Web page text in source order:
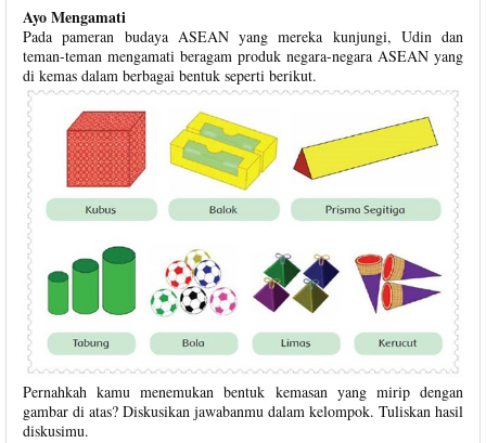
Ayo Mengamati
Pada pameran budaya ASEAN yang mereka kunjungi, Udin dan
teman-teman mengamati beragam produk negara-negara ASEAN yang
di kemas dalam berbagai bentuk seperti berikut.
Pernahkah kamu menemukan bentuk kemasan yang mirip dengan
gambar di atas? Diskusikan jawabanmu dalam kelompok. Tuliskan hasil
diskusimu.